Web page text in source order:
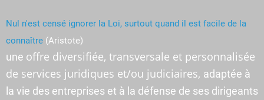
Nul n'est censé ignorer la Loi, surtout quand il est facile de la
connaître (Aristote)
une offre diversifiée, transversale et personnalisée
de services juridiques et/ou judiciaires, adaptée à
la vie des entreprises et à la défense de ses dirigeants